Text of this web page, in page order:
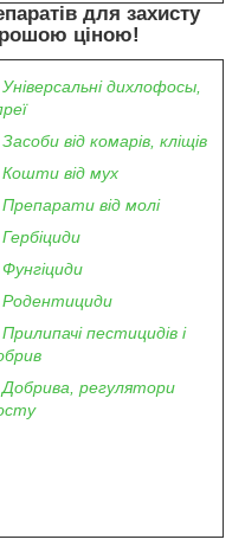
для захисту
ціною!
Універсальні дихлофосы,
Засоби від комарів, кліщів
Кошти від мух
Препарати від молі
Гербіциди
Фунгіциди
Родентициди
Прилипачі пестицидів і
Добрива, регулятори